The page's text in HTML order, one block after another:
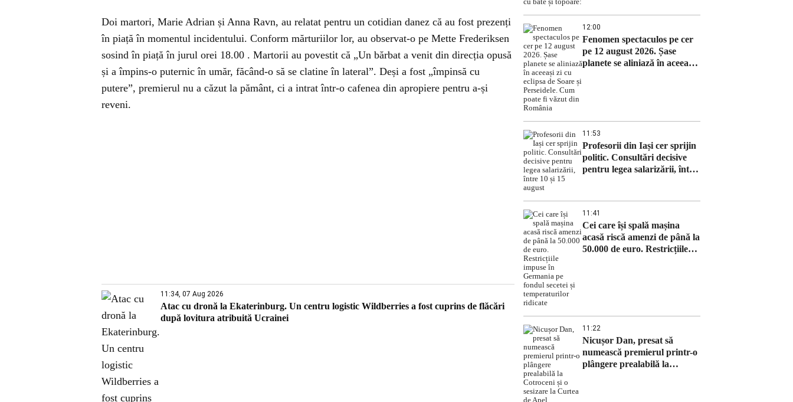
Doi martori, Marie Adrian și Anna Ravn, au relatat pentru un cotidian danez că au fost prezenți
în piață în momentul incidentului. Conform mărturiilor lor, au observat-o pe Mette Frederiksen
sosind în piață în jurul orei 18.00 . Martorii au povestit că „Un bărbat a venit din direcția opusă
și a împins-o puternic în umăr, făcând-o să se clatine în lateral”. Deși a fost „împinsă cu
putere”, premierul nu a căzut la pământ, ci a intrat într-o cafenea din apropiere pentru a-și
reveni.
11:34, 07 Aug 2026
Atac cu dronă la Ekaterinburg. Un centru logistic Wildberries a fost cuprins de flăcări
după lovitura atribuită Ucrainei
12:00
Fenomen spectaculos pe cer
pe 12 august 2026. Șase
planete se aliniază în aceeași
11:53
Profesorii din Iași cer sprijin
politic. Consultări decisive
pentru legea salarizării, între
11:41
Cei care își spală mașina
acasă riscă amenzi de până la
50.000 de euro. Restricțiile
11:22
Nicușor Dan, presat să
numească premierul printr-o
plângere prealabilă la